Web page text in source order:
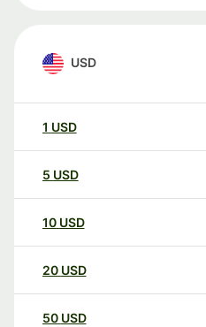
USD
1 USD
5 USD
10 USD
20 USD
50 USD